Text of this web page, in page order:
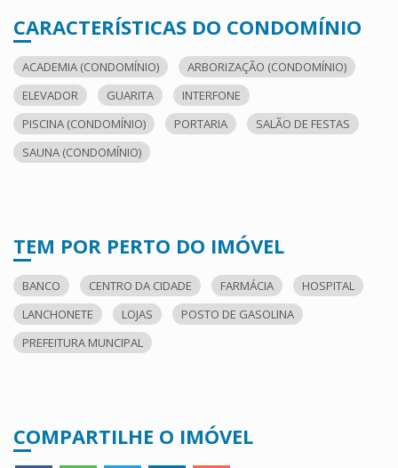
CARACTERÍSTICAS DO CONDOMÍNIO
ACADEMIA (CONDOMÍNIO)
ARBORIZAÇÃO (CONDOMÍNIO)
ELEVADOR
GUARITA
INTERFONE
PISCINA (CONDOMÍNIO)
PORTARIA
SALÃO DE FESTAS
SAUNA (CONDOMÍNIO)
TEM POR PERTO DO IMÓVEL
BANCO CENTRO DA CIDADE FARMÁCIA
HOSPITAL
LANCHONETE
LOJAS
POSTO DE GASOLINA
PREFEITURA MUNCIPAL
COMPARTILHE O IMÓVEL